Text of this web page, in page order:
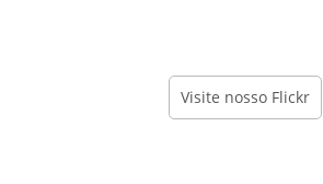
Visite nosso Flickr